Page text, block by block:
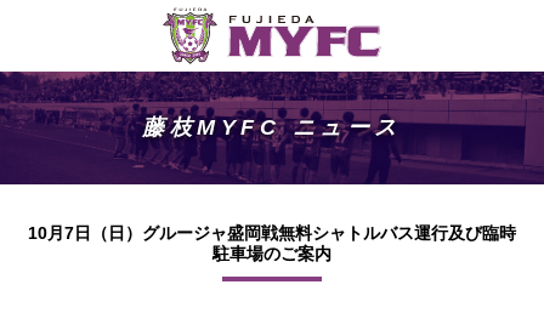
藤枝MYFC ニュース
10月7日（日）グルージャ盛岡戦無料シャトルバス運行及び臨時
駐車場のご案内